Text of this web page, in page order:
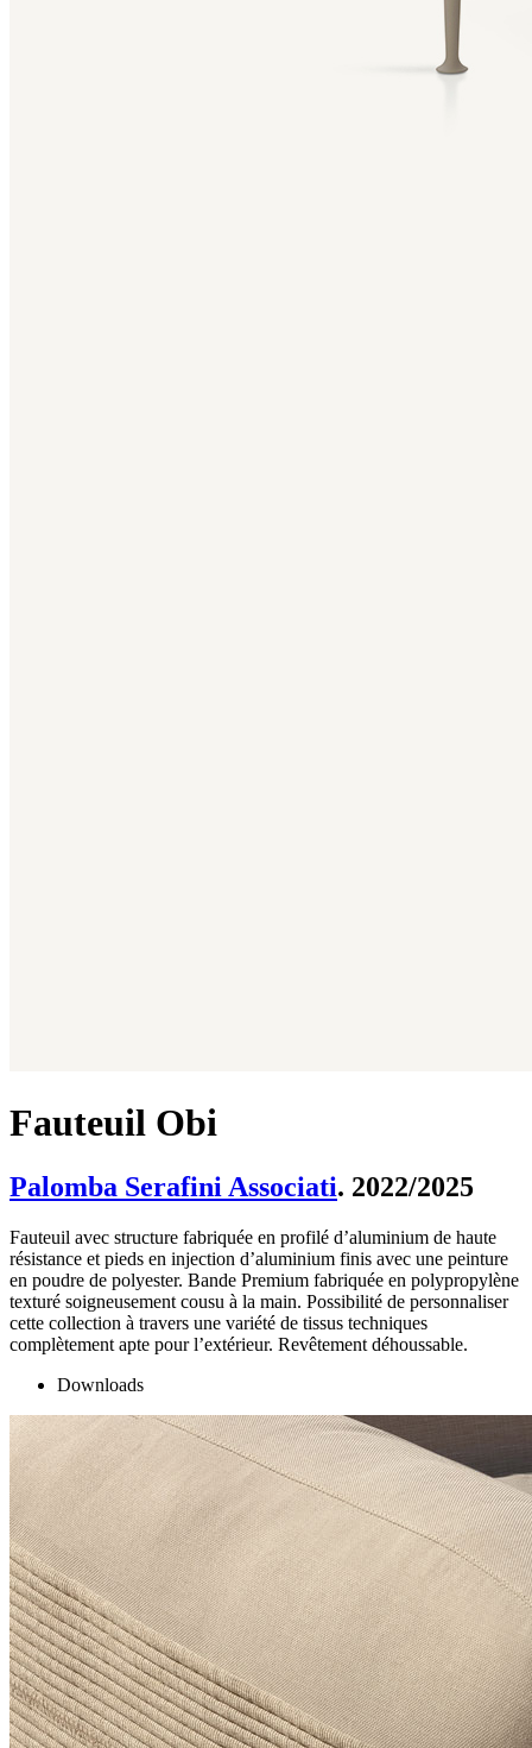
Fauteuil Obi
Palomba Serafini Associati. 2022/2025
Fauteuil avec structure fabriquée en profilé d’aluminium de haute
résistance et pieds en injection d’aluminium finis avec une peinture
en poudre de polyester. Bande Premium fabriquée en polypropylène
texturé soigneusement cousu à la main. Possibilité de personnaliser
cette collection à travers une variété de tissus techniques
complètement apte pour l’extérieur. Revêtement déhoussable.
Downloads